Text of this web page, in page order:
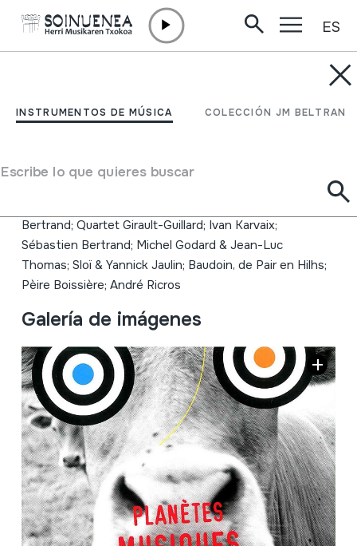
INSTRUMENTOS DE MÚSICA COLECCIÓN JM BELTRAN
Escribe lo que quieres buscar
ES
Planètes musiques; 2010
Hainbat emaile; Savaty Orkestar; Electrik Grand
Bertrand; Quartet Girault-Guillard; Ivan Karvaix;
Sébastien Bertrand; Michel Godard & Jean-Luc
Thomas; Sloï & Yannick Jaulin; Baudoin, de Pair en Hilhs;
Pèire Boissière; André Ricros
Galería de imágenes